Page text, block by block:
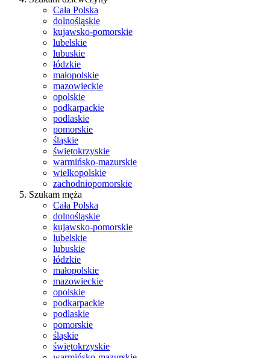
Cała Polska
dolnośląskie
kujawsko-pomorskie
lubelskie
lubuskie
łódzkie
małopolskie
mazowieckie
opolskie
podkarpackie
podlaskie
pomorskie
śląskie
świętokrzyskie
warmińsko-mazurskie
wielkopolskie
zachodniopomorskie
Szukam męża
Cała Polska
dolnośląskie
kujawsko-pomorskie
lubelskie
lubuskie
łódzkie
małopolskie
mazowieckie
opolskie
podkarpackie
podlaskie
pomorskie
śląskie
świętokrzyskie